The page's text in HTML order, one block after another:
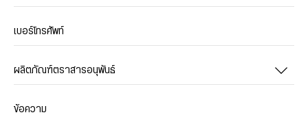
เบอร์โทรศัพท์
ผลิตภัณฑ์ตราสารอนุพันธ์
ข้อความ